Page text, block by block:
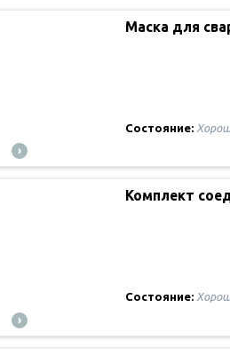
Маска для
Состояние:
Комплект
Состояние: